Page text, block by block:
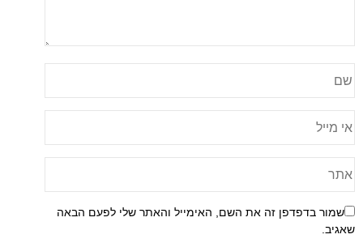
שמור בדפדפן זה את השם, האימייל והאתר שלי לפעם הבאה
שאגיב.